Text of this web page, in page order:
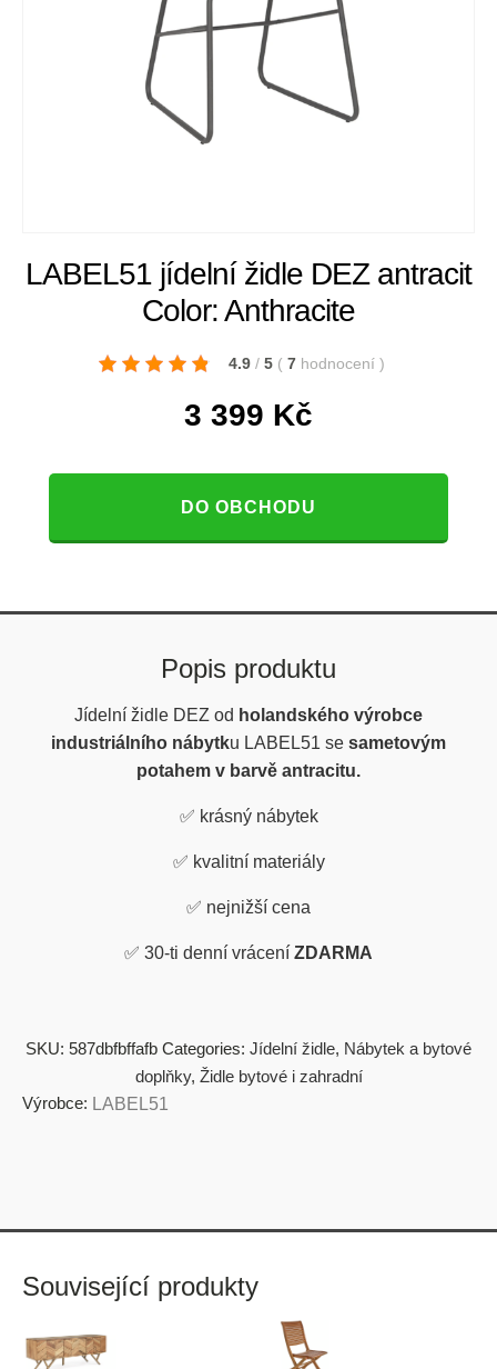
LABEL51 jídelní židle DEZ antracit
Color: Anthracite
4.9 / 5 ( 7 hodnocení )
3 399 Kč
DO OBCHODU
Popis produktu
Jídelní židle DEZ od holandského výrobce
industriálního nábytku LABEL51 se sametovým
potahem v barvě antracitu.
✅ krásný nábytek
✅ kvalitní materiály
✅ nejnižší cena
✅ 30-ti denní vrácení ZDARMA
SKU: 587dbfbffafb Categories: Jídelní židle, Nábytek a bytové
doplňky, Židle bytové i zahradní
Výrobce: LABEL51
Související produkty